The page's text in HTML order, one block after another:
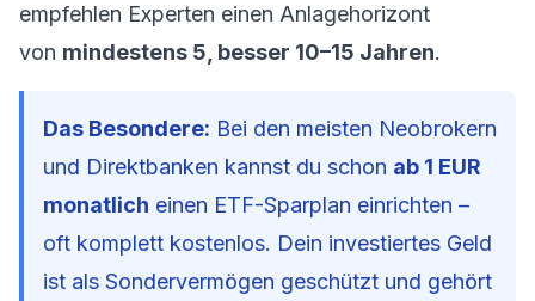
empfehlen Experten einen Anlagehorizont
von mindestens 5, besser 10–15 Jahren.
Das Besondere: Bei den meisten Neobrokern
und Direktbanken kannst du schon ab 1 EUR
monatlich einen ETF-Sparplan einrichten –
oft komplett kostenlos. Dein investiertes Geld
ist als Sondervermögen geschützt und gehört